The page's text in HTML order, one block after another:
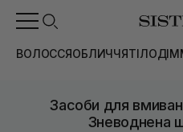
ВОЛОССЯОБЛИЧЧЯТІЛОДІМ
Засоби для
Зневоднена